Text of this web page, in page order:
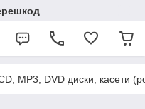
MP3, DVD диски, касети